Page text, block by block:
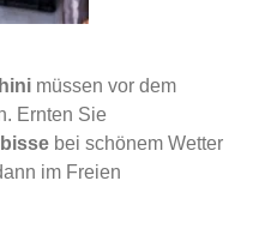
müssen vor dem
Ernten Sie
bei schönem Wetter
im Freien